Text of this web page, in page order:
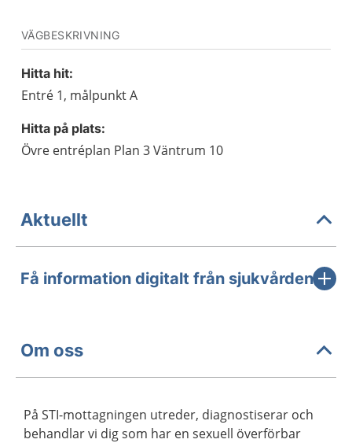
VÄGBESKRIVNING
Hitta hit:
Entré 1, målpunkt A
Hitta på plats:
Övre entréplan Plan 3 Väntrum 10
Aktuellt
Få information digitalt från sjukvården
Om oss
På STI-mottagningen utreder, diagnostiserar och
behandlar vi dig som har en sexuell överförbar